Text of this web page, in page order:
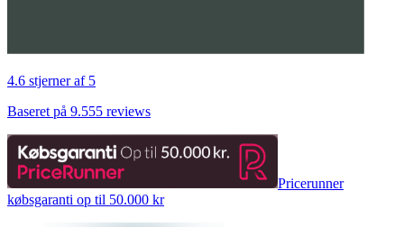
4.6 stjerner af 5
Baseret på 9.555 reviews
Pricerunner
købsgaranti op til 50.000 kr